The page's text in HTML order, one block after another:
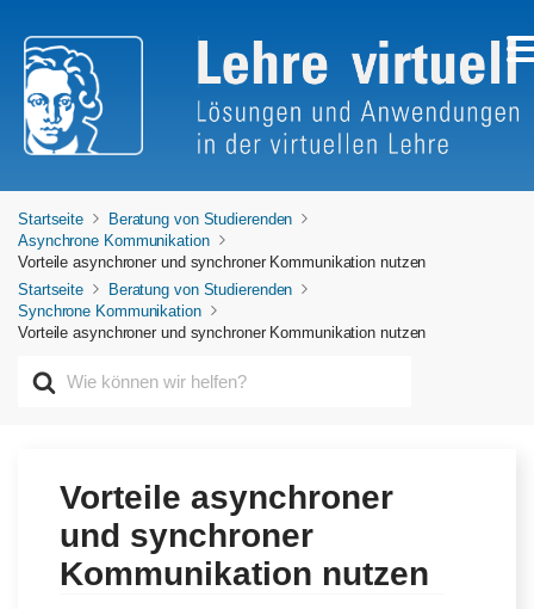
Startseite
Beratung von Studierenden
Asynchrone Kommunikation
Vorteile asynchroner und synchroner Kommunikation nutzen
Startseite
Beratung von Studierenden
Synchrone Kommunikation
Vorteile asynchroner und synchroner Kommunikation nutzen
Vorteile asynchroner
und synchroner
Kommunikation nutzen